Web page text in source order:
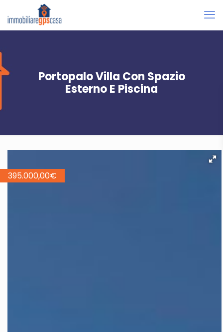
Portopalo Villa Con Spazio
Esterno E Piscina
395.000,00€